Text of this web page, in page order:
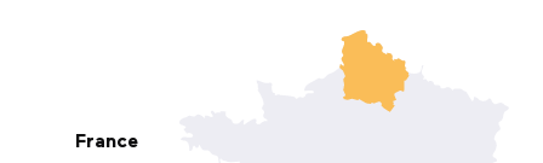
France